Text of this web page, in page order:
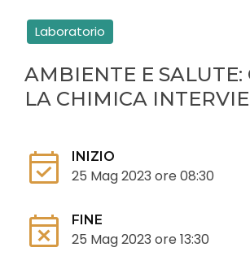
AMBIENTE E SALUTE:
LA CHIMICA
Laboratorio
event_available INIZIO
25 Mag 2023 ore 08:30
event_busy FINE
25 Mag 2023 ore 13:30